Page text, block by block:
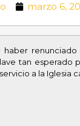
marzo 6,
tan esperado
a la Iglesia